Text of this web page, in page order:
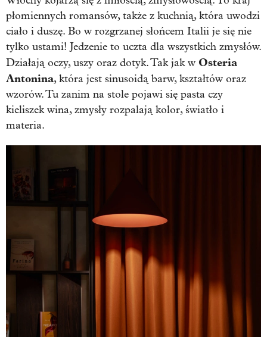
płomiennych romansów, także z kuchnią, która uwodzi
ciało i duszę. Bo w rozgrzanej słońcem Italii je się nie
tylko ustami! Jedzenie to uczta dla wszystkich zmysłów.
Działają oczy, uszy oraz dotyk. Tak jak w Osteria
Antonina, która jest sinusoidą barw, kształtów oraz
wzorów. Tu zanim na stole pojawi się pasta czy
kieliszek wina, zmysły rozpalają kolor, światło i
materia.